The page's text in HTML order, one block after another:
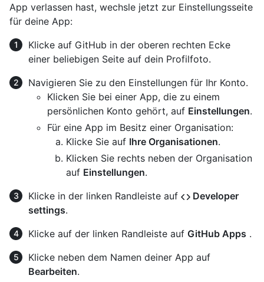
App verlassen hast, wechsle jetzt zur Einstellungsseite
für deine App:
Klicke auf GitHub in der oberen rechten Ecke
einer beliebigen Seite auf dein Profilfoto.
Navigieren Sie zu den Einstellungen für Ihr Konto.
Klicken Sie bei einer App, die zu einem
persönlichen Konto gehört, auf Einstellungen.
Für eine App im Besitz einer Organisation:
Klicke Sie auf Ihre Organisationen.
Klicken Sie rechts neben der Organisation
auf Einstellungen.
Klicke in der linken Randleiste auf
Developer
settings.
Klicke auf der linken Randleiste auf GitHub Apps .
Klicke neben dem Namen deiner App auf
Bearbeiten.